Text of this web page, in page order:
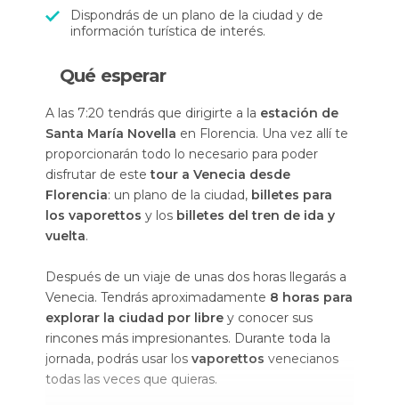
Dispondrás de un plano de la ciudad y de
información turística de interés.
Qué esperar
A las 7:20 tendrás que dirigirte a la estación de
Santa María Novella en Florencia. Una vez allí te
proporcionarán todo lo necesario para poder
disfrutar de estetour a Venecia desde
Florencia: un plano de la ciudad, billetes para
los vaporettos y los billetes del tren de ida y
vuelta.
Después de un viaje de unas dos horas llegarás a
Venecia. Tendrás aproximadamente 8 horas para
explorar la ciudad por libre y conocer sus
rincones más impresionantes. Durante toda la
jornada, podrás usar los vaporettos venecianos
todas las veces que quieras.